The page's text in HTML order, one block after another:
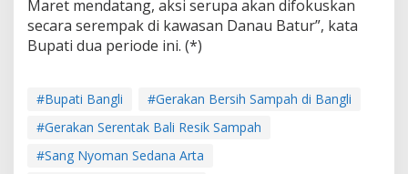
Maret mendatang, aksi serupa akan difokuskan
secara serempak di kawasan Danau Batur”, kata
Bupati dua periode ini. (*)
#Bupati Bangli
#Gerakan Bersih Sampah di Bangli
#Gerakan Serentak Bali Resik Sampah
#Sang Nyoman Sedana Arta